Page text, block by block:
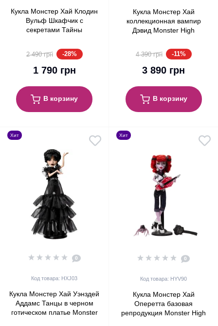
Кукла Монстер Хай Клодин
Вульф Шкафчик с
секретами Тайны
Skulltimate Secrets
Clawdeen Wolf Hauntlywood
Mysteries (JBG80)
2 490 грн -28%
1 790 грн
В корзину
Кукла Монстер Хай
коллекционная вампир
Дэвид Monster High
Creations (HRP88)
4 390 грн -11%
3 890 грн
В корзину
Хит
0
Код товара: HXJ03
Кукла Монстер Хай Уэнздей
Аддамс Танцы в черном
готическом платье Monster
Хит
0
Код товара: HYV90
Кукла Монстер Хай
Оперетта базовая
репродукция Monster High